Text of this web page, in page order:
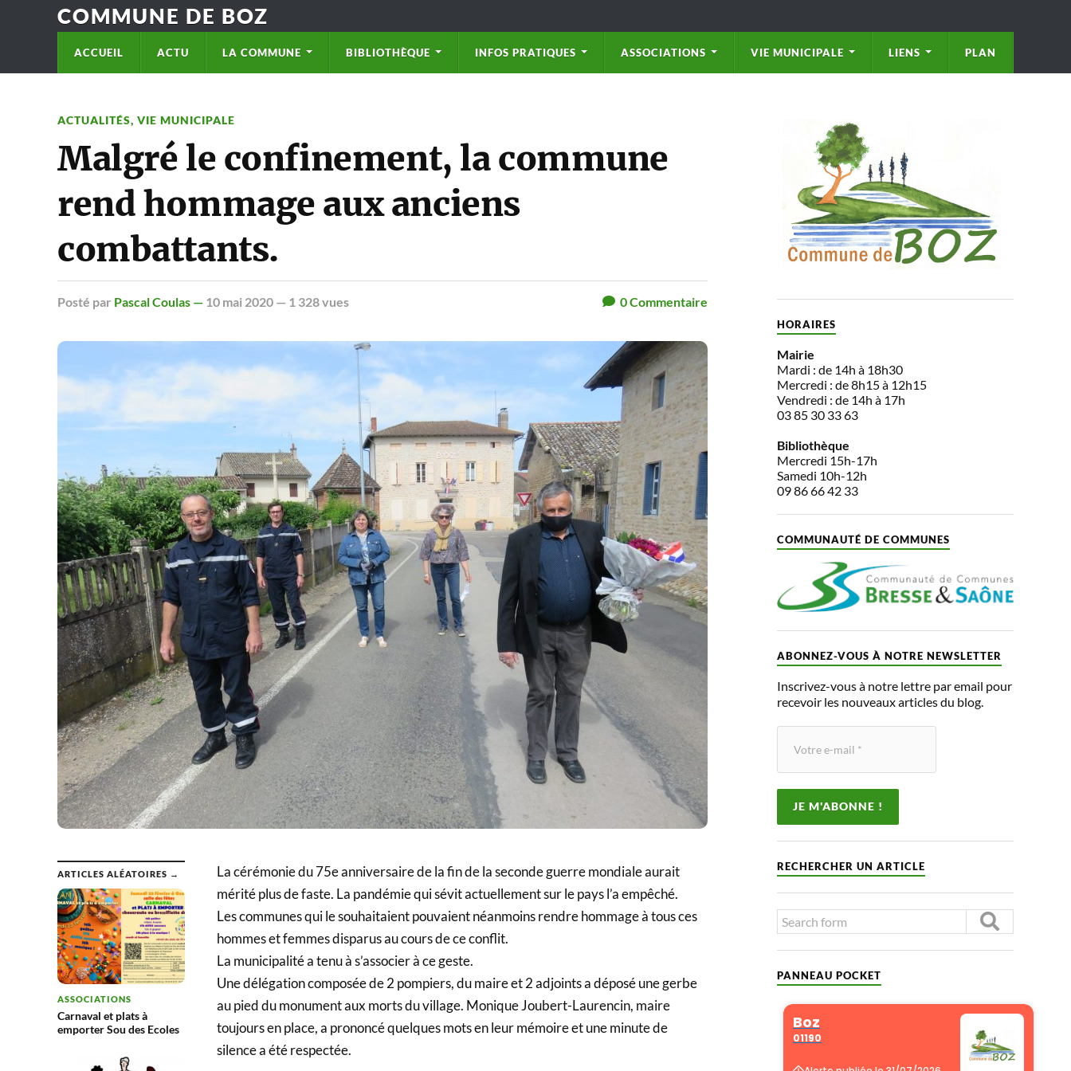
COMMUNE DE BOZ
ACCUEIL ACTU LA COMMUNE BIBLIOTHÈQUE INFOS PRATIQUES ASSOCIATIONS VIE MUNICIPALE LIENS PLAN
ACTUALITÉS, VIE MUNICIPALE
Malgré le confinement, la commune
rend hommage aux anciens
combattants.
Posté par Pascal Coulas — 10 mai 2020 — 1 328 vues 0Commentaire
ARTICLES ALÉATOIRES →
ASSOCIATIONS
Carnaval et plats à
emporter Sou des Ecoles
La cérémonie du 75e anniversaire de la fin de la seconde guerre mondiale aurait
mérité plus de faste. La pandémie qui sévit actuellement sur le pays l’a empêché.
Les communes qui le souhaitaient pouvaient néanmoins rendre hommage à tous ces
hommes et femmes disparus au cours de ce conflit.
La municipalité a tenu à s’associer à ce geste.
Une délégation composée de 2 pompiers, du maire et 2 adjoints a déposé une gerbe
au pied du monument aux morts du village. Monique Joubert-Laurencin, maire
toujours en place, a prononcé quelques mots en leur mémoire et une minute de
silence a été respectée.
HORAIRES
Mairie
Mardi : de 14h à 18h30
Mercredi : de 8h15 à 12h15
Vendredi : de 14h à 17h
03 85 30 33 63
Bibliothèque
Mercredi 15h-17h
Samedi 10h-12h
09 86 66 42 33
COMMUNAUTÉ DE COMMUNES
ABONNEZ-VOUS À NOTRE NEWSLETTER
Inscrivez-vous à notre lettre par email pour
recevoir les nouveaux articles du blog.
RECHERCHER UN ARTICLE
PANNEAU POCKET